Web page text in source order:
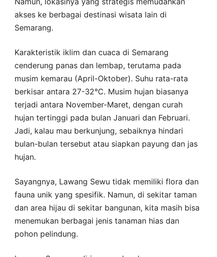
akses ke berbagai destinasi wisata lain di
Semarang.
Karakteristik iklim dan cuaca di Semarang
cenderung panas dan lembap, terutama pada
musim kemarau (April-Oktober). Suhu rata-rata
berkisar antara 27-32°C. Musim hujan biasanya
terjadi antara November-Maret, dengan curah
hujan tertinggi pada bulan Januari dan Februari.
Jadi, kalau mau berkunjung, sebaiknya hindari
bulan-bulan tersebut atau siapkan payung dan jas
hujan.
Sayangnya, Lawang Sewu tidak memiliki flora dan
fauna unik yang spesifik. Namun, di sekitar taman
dan area hijau di sekitar bangunan, kita masih bisa
menemukan berbagai jenis tanaman hias dan
pohon pelindung.